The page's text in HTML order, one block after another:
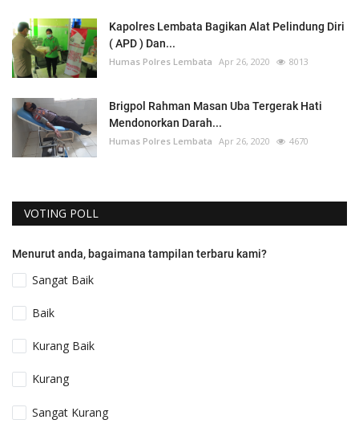
Kapolres Lembata Bagikan Alat Pelindung Diri
( APD ) Dan...
Humas Polres Lembata Apr 26, 2020 8013
Brigpol Rahman Masan Uba Tergerak Hati
Mendonorkan Darah...
Humas Polres Lembata Apr 26, 2020 4670
VOTING POLL
Menurut anda, bagaimana tampilan terbaru kami?
Sangat Baik
Baik
Kurang Baik
Kurang
Sangat Kurang